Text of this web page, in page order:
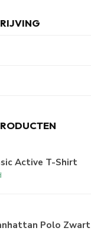
Active T-Shirt
Polo Zwart